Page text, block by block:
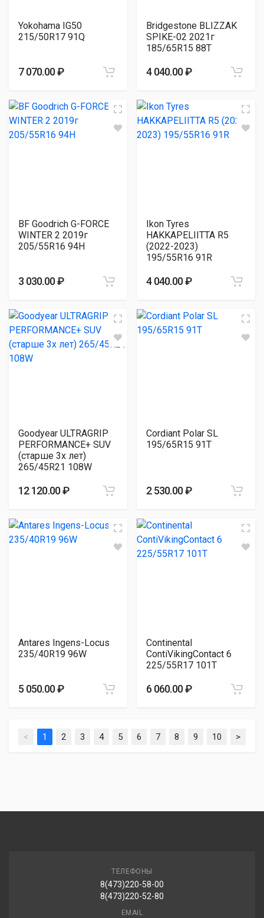
Yokohama IG50
215/50R17 91Q
7 070.00 ₽
Bridgestone BLIZZAK
SPIKE-02 2021г
185/65R15 88T
4 040.00 ₽
BF Goodrich G-FORCE
WINTER 2 2019г
205/55R16 94H
3 030.00 ₽
Ikon Tyres
HAKKAPELIITTA R5
(2022-2023)
195/55R16 91R
4 040.00 ₽
Goodyear ULTRAGRIP
PERFORMANCE+ SUV
(старше 3х лет)
265/45R21 108W
12 120.00 ₽
Cordiant Polar SL
195/65R15 91T
2 530.00 ₽
Antares Ingens-Locus
235/40R19 96W
5 050.00 ₽
Continental
ContiVikingContact 6
225/55R17 101T
6 060.00 ₽
< 1 2 3 4 5 6 7 8 9 10 >
ТЕЛЕФОНЫ
8(473)220-58-00
8(473)220-52-80
EMAIL